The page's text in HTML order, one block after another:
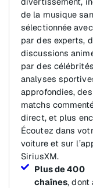
de la musique
sélectionnée
par des experts,
discussions
par des
analyses
approfondies, des
matchs
direct, et plus
Écoutez dans
voiture et sur
SiriusXM.
Plus de 400
chaînes, dont